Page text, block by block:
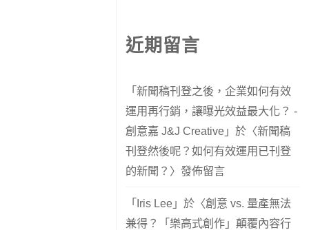
近期留言
「新聞稿刊登之後，企業如何有效
運用再行銷，讓曝光效益最大化？ -
創意嘉 J&J Creative 」於〈新聞稿
刊登然後呢？如何有效運用已刊登
的新聞？ 〉發佈留言
「 Iris Lee 」於〈創意 vs. 量產無法
兼得？「樂高式創作」顛覆內容行